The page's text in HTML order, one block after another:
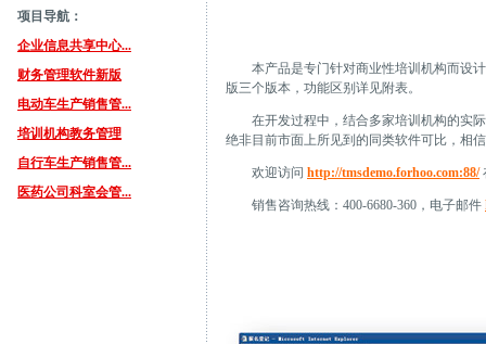
项目导航：
企业信息共享中心...
财务管理软件新版
电动车生产销售管...
培训机构教务管理
自行车生产销售管...
医药公司科室会管...
本产品是专门针对商业性培训机构而设计
版三个版本，功能区别详见附表。
在开发过程中，结合多家培训机构的实际
绝非目前市面上所见到的同类软件可比，相
欢迎访问 http://tmsdemo.forhoo.com:88/
销售咨询热线：400-6680-360，电子邮件